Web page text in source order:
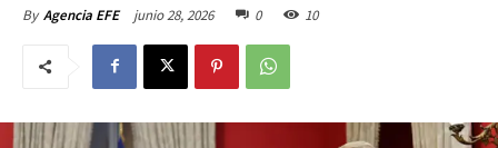
By Agencia EFE junio 28, 2026 0 10